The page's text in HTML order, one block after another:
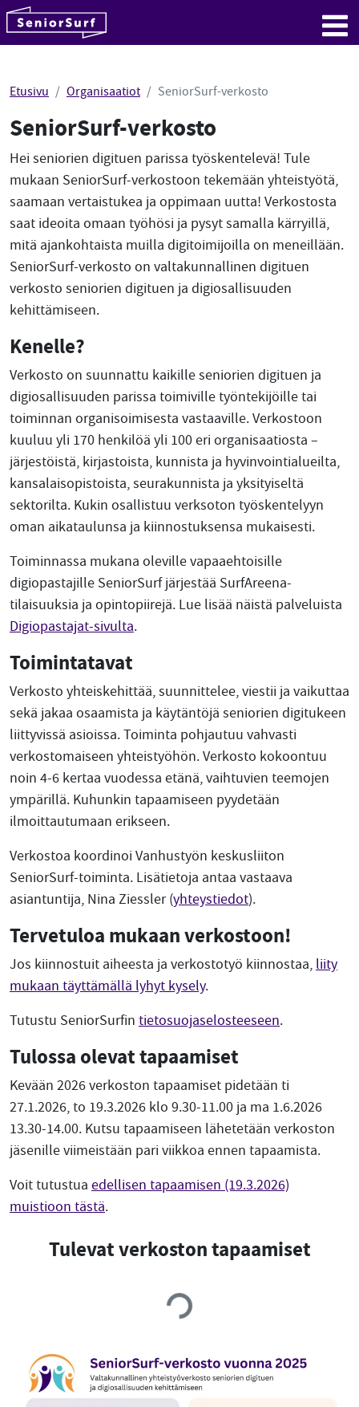
Hyppää sisältöön
Etusivu Organisaatiot SeniorSurf-verkosto
SeniorSurf-verkosto
Hei seniorien digituen parissa työskentelevä! Tule
mukaan SeniorSurf-verkostoon tekemään yhteistyötä,
saamaan vertaistukea ja oppimaan uutta! Verkostosta
saat ideoita omaan työhösi ja pysyt samalla kärryillä,
mitä ajankohtaista muilla digitoimijoilla on meneillään.
SeniorSurf-verkosto on valtakunnallinen digituen
verkosto seniorien digituen ja digiosallisuuden
kehittämiseen.
Kenelle?
Verkosto on suunnattu kaikille seniorien digituen ja
digiosallisuuden parissa toimiville työntekijöille tai
toiminnan organisoimisesta vastaaville. Verkostoon
kuuluu yli 170 henkilöä yli 100 eri organisaatiosta –
järjestöistä, kirjastoista, kunnista ja hyvinvointialueilta,
kansalaisopistoista, seurakunnista ja yksityiseltä
sektorilta. Kukin osallistuu verksoton työskentelyyn
oman aikataulunsa ja kiinnostuksensa mukaisesti.
Toiminnassa mukana oleville vapaaehtoisille
digiopastajille SeniorSurf järjestää SurfAreena-
tilaisuuksia ja opintopiirejä. Lue lisää näistä palveluista
Digiopastajat-sivulta.
Toimintatavat
Verkosto yhteiskehittää, suunnittelee, viestii ja vaikuttaa
sekä jakaa osaamista ja käytäntöjä seniorien digitukeen
liittyvissä asioissa. Toiminta pohjautuu vahvasti
verkostomaiseen yhteistyöhön. Verkosto kokoontuu
noin 4-6 kertaa vuodessa etänä, vaihtuvien teemojen
ympärillä. Kuhunkin tapaamiseen pyydetään
ilmoittautumaan erikseen.
Verkostoa koordinoi Vanhustyön keskusliiton
SeniorSurf-toiminta. Lisätietoja antaa vastaava
asiantuntija, Nina Ziessler (yhteystiedot).
Tervetuloa mukaan verkostoon!
Jos kiinnostuit aiheesta ja verkostotyö kiinnostaa, liity
mukaan täyttämällä lyhyt kysely.
Tutustu SeniorSurfin tietosuojaselosteeseen.
Tulossa olevat tapaamiset
Kevään 2026 verkoston tapaamiset pidetään ti
27.1.2026, to 19.3.2026 klo 9.30-11.00 ja ma 1.6.2026
13.30-14.00. Kutsu tapaamiseen lähetetään verkoston
jäsenille viimeistään pari viikkoa ennen tapaamista.
Voit tutustua edellisen tapaamisen (19.3.2026)
muistioon tästä.
Tulevat verkoston tapaamiset
Loading…